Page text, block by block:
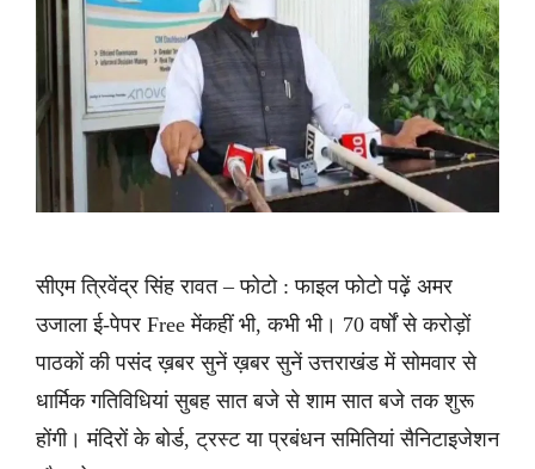
सीएम त्रिवेंद्र सिंह रावत – फोटो : फाइल फोटो पढ़ें अमर
उजाला ई-पेपर Free मेंकहीं भी, कभी भी। 70 वर्षों से करोड़ों
पाठकों की पसंद ख़बर सुनें ख़बर सुनें उत्तराखंड में सोमवार से
धार्मिक गतिविधियां सुबह सात बजे से शाम सात बजे तक शुरू
होंगी। मंदिरों के बोर्ड, ट्रस्ट या प्रबंधन समितियां सैनिटाइजेशन